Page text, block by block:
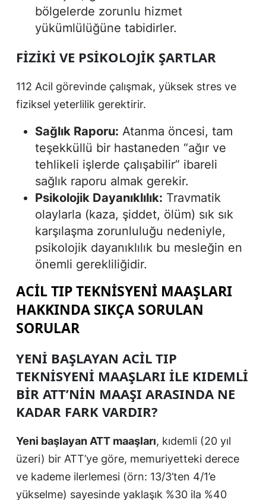
bölgelerde zorunlu hizmet
yükümlülüğüne tabidirler.
FIZIKI VE PSIKOLOJIK ŞARTLAR
112 Acil görevinde çalışmak, yüksek stres ve
fiziksel yeterlilik gerektirir.
Sağlık Raporu: Atanma öncesi, tam
teşekküllü bir hastaneden “ağır ve
tehlikeli işlerde çalışabilir” ibareli
sağlık raporu almak gerekir.
Psikolojik Dayanıklılık: Travmatik
olaylarla (kaza, şiddet, ölüm) sık sık
karşılaşma zorunluluğu nedeniyle,
psikolojik dayanıklılık bu mesleğin en
önemli gerekliliğidir.
ACIL TIP TEKNISYENI MAAŞLARI
HAKKINDA SIKÇA SORULAN
SORULAR
YENI BAŞLAYAN ACIL TIP
TEKNISYENI MAAŞLARI ILE KIDEMLI
BIR ATT’NIN MAAŞI ARASINDA NE
KADAR FARK VARDIR?
Yeni başlayan ATT maaşları, kıdemli (20 yıl
üzeri) bir ATT’ye göre, memuriyetteki derece
ve kademe ilerlemesi (örn: 13/3’ten 4/1’e
yükselme) sayesinde yaklaşık %30 ila %40